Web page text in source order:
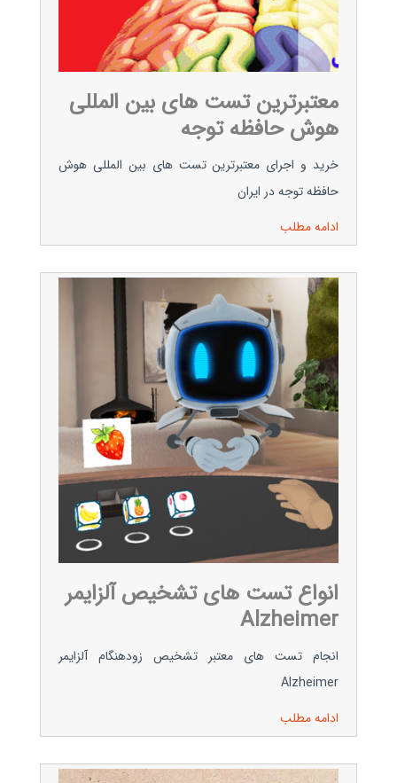
معتبرترین تست های بین المللی
هوش حافظه توجه
خرید و اجرای معتبرترین تست های بین المللی هوش
حافظه توجه در ایران
ادامه مطلب
انواع تست های تشخیص آلزایمر
Alzheimer
انجام تست های معتبر تشخیص زودهنگام آلزایمر
Alzheimer
ادامه مطلب